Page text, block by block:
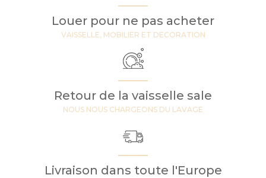
Louer pour ne pas acheter
VAISSELLE, MOBILIER ET DECORATION
Retour de la vaisselle sale
NOUS NOUS CHARGEONS DU LAVAGE
Livraison dans toute l'Europe